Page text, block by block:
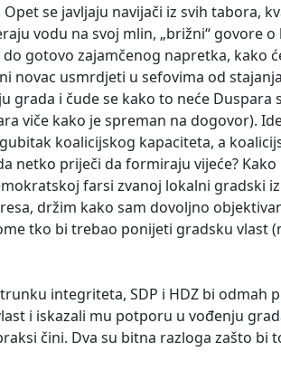
se javljaju navijači iz svih tabora,
vodu na svoj mlin, „brižni“ govore o
gotovo zajamčenog napretka, kako
novac usmrdjeti u sefovima od
grada i čude se kako to neće Duspara
viče kako je spreman na dogovor).
koalicijskog kapaciteta, a
netko priječi da formiraju vijeće? Kako
farsi zvanoj lokalni gradski
držim kako sam dovoljno
tko bi trebao ponijeti gradsku vlast
integriteta, SDP i HDZ bi odmah
i iskazali mu potporu u vođenju
čini. Dva su bitna razloga zašto bi